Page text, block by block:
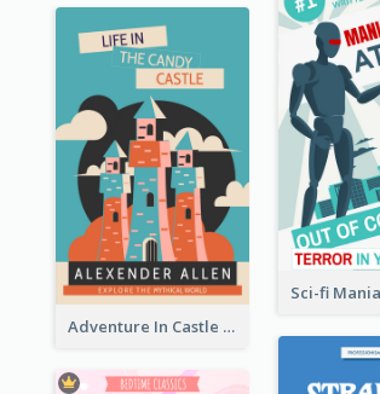
Adventure In Castle Book Cover